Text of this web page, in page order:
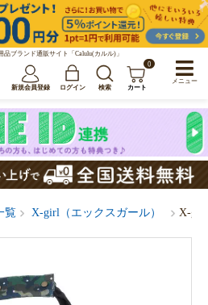
ブランド通販サイト「Calulu(カルル)」
新規会員登録 ログイン 検索
0
カート
覧 X-girl（エックスガール） X-
メニュー